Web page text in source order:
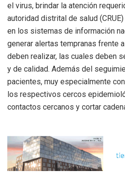
el virus, brindar la atención
autoridad distrital de salud
en los sistemas de información
generar alertas tempranas frente
deben realizar, las cuales deben
y de calidad. Además del
pacientes, muy especialmente
los respectivos cercos
contactos cercanos y cortar